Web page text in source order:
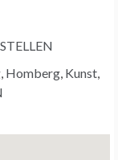
, Homberg, Kunst,